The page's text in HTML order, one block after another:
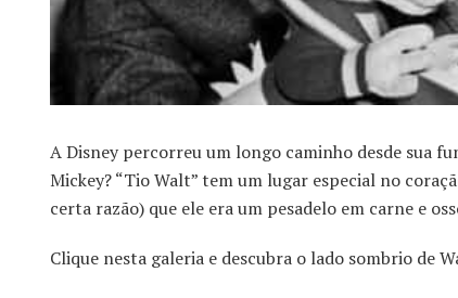
A Disney percorreu um longo caminho desde sua
Mickey? “Tio Walt” tem um lugar especial no
certa razão) que ele era um pesadelo em carne e
Clique nesta galeria e descubra o lado sombrio de